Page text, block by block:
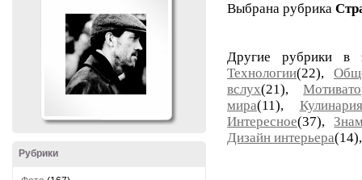
Рубрики
Выбрана рубрика
Другие рубрики в
Технологии(22),
вслух(21),
мира(11), Кулинария
Интересное(37),
Дизайн интерьера